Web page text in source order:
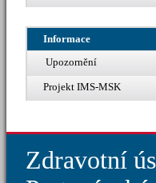
Informace
Upozornění
Projekt IMS-MSK
Zdravotní